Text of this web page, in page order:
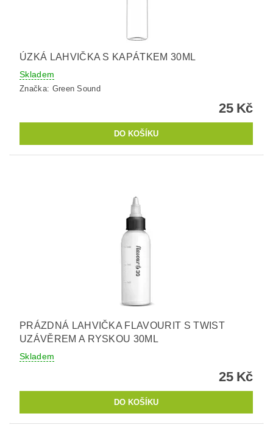
ÚZKÁ LAHVIČKA S KAPÁTKEM 30ML
Skladem
Značka: Green Sound
25 Kč
PRÁZDNÁ LAHVIČKA FLAVOURIT S TWIST
UZÁVĚREM A RYSKOU 30ML
Skladem
25 Kč